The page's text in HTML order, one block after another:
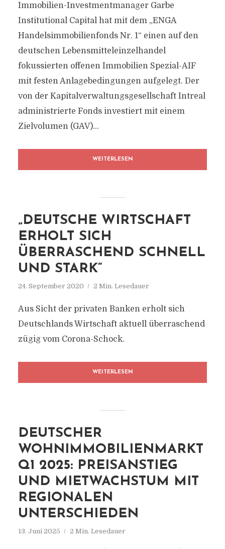
Immobilien-Investmentmanager Garbe
Institutional Capital hat mit dem „ENGA
Handelsimmobilienfonds Nr. 1“ einen auf den
deutschen Lebensmitteleinzelhandel
fokussierten offenen Immobilien Spezial-AIF
mit festen Anlagebedingungen aufgelegt. Der
von der Kapitalverwaltungsgesellschaft Intreal
administrierte Fonds investiert mit einem
Zielvolumen (GAV)...
WEITERLESEN
„DEUTSCHE WIRTSCHAFT
ERHOLT SICH
ÜBERRASCHEND SCHNELL
UND STARK“
24. September 2020 2 Min. Lesedauer
Aus Sicht der privaten Banken erholt sich
Deutschlands Wirtschaft aktuell überraschend
zügig vom Corona-Schock.
WEITERLESEN
DEUTSCHER
WOHNIMMOBILIENMARKT
Q1 2025: PREISANSTIEG
UND MIETWACHSTUM MIT
REGIONALEN
UNTERSCHIEDEN
13. Juni 2025 2 Min. Lesedauer